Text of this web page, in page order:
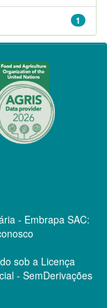
1
- Embrapa SAC:
sob a Licença
- SemDerivações